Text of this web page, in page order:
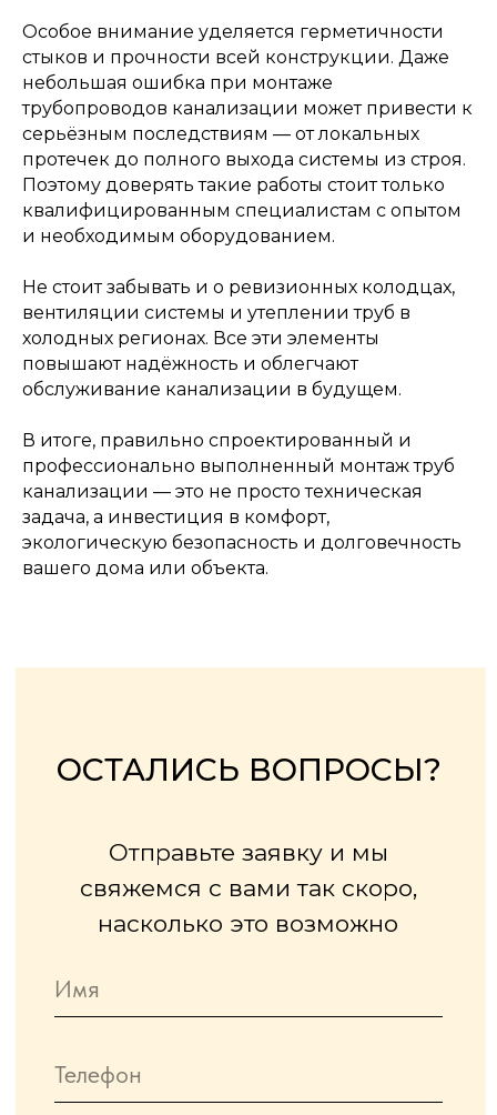
Особое внимание уделяется герметичности
стыков и прочности всей конструкции. Даже
небольшая ошибка при монтаже
трубопроводов канализации может привести к
серьёзным последствиям — от локальных
протечек до полного выхода системы из строя.
Поэтому доверять такие работы стоит только
квалифицированным специалистам с опытом
и необходимым оборудованием.
Не стоит забывать и о ревизионных колодцах,
вентиляции системы и утеплении труб в
холодных регионах. Все эти элементы
повышают надёжность и облегчают
обслуживание канализации в будущем.
В итоге, правильно спроектированный и
профессионально выполненный монтаж труб
канализации — это не просто техническая
задача, а инвестиция в комфорт,
экологическую безопасность и долговечность
вашего дома или объекта.
Я даю согласие на обработку
персональных данных и
соглашаюсь сполитикой
конфиденциальностисайта.
Заказать звонок
ОСТАЛИСЬ ВОПРОСЫ?
Отправьте заявку и мы
свяжемся с вами так скоро,
насколько это возможно